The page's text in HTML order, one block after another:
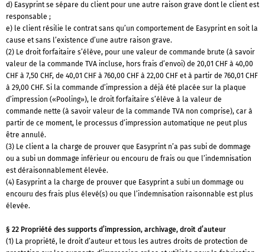
d) Easyprint se sépare du client pour une autre raison grave dont le client est
responsable ;
e) le client résilie le contrat sans qu’un comportement de Easyprint en soit la
cause et sans l’existence d’une autre raison grave.
(2) Le droit forfaitaire s’élève, pour une valeur de commande brute (à savoir
valeur de la commande TVA incluse, hors frais d’envoi) de 20,01 CHF à 40,00
CHF à 7,50 CHF, de 40,01 CHF à 760,00 CHF à 22,00 CHF et à partir de 760,01 CHF
à 29,00 CHF. Si la commande d’impression a déjà été placée sur la plaque
d’impression («Pooling»), le droit forfaitaire s’élève à la valeur de
commande nette (à savoir valeur de la commande TVA non comprise), car à
partir de ce moment, le processus d’impression automatique ne peut plus
être annulé.
(3) Le client a la charge de prouver que Easyprint n’a pas subi de dommage
ou a subi un dommage inférieur ou encouru de frais ou que l’indemnisation
est déraisonnablement élevée.
(4) Easyprint a la charge de prouver que Easyprint a subi un dommage ou
encouru des frais plus élevé(s) ou que l’indemnisation raisonnable est plus
élevée.
§ 22 Propriété des supports d’impression, archivage, droit d’auteur
(1) La propriété, le droit d’auteur et tous les autres droits de protection de